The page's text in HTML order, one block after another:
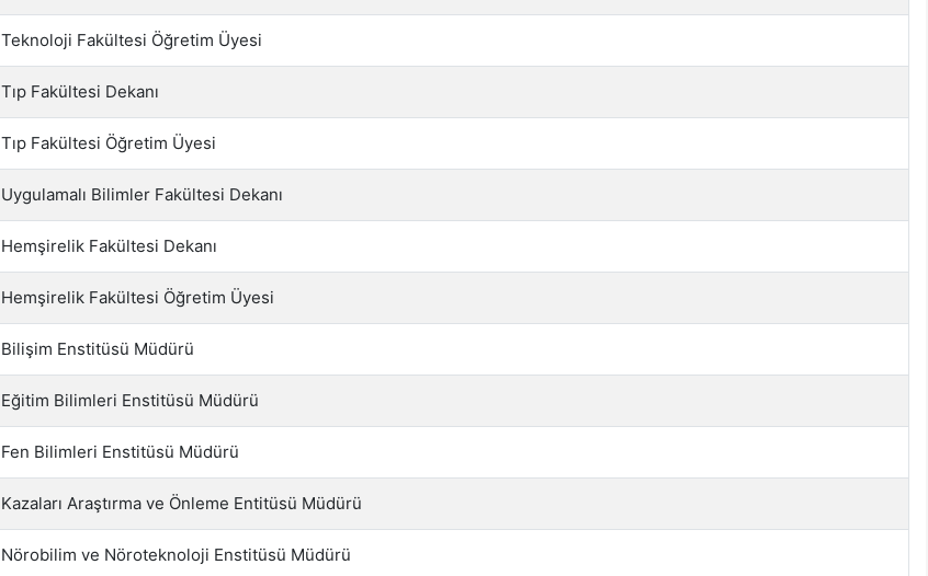
Teknoloji Fakültesi Öğretim Üyesi
Tıp Fakültesi Dekanı
Tıp Fakültesi Öğretim Üyesi
Uygulamalı Bilimler Fakültesi Dekanı
Hemşirelik Fakültesi Dekanı
Hemşirelik Fakültesi Öğretim Üyesi
Bilişim Enstitüsü Müdürü
Eğitim Bilimleri Enstitüsü Müdürü
Fen Bilimleri Enstitüsü Müdürü
Kazaları Araştırma ve Önleme Entitüsü Müdürü
Nörobilim ve Nöroteknoloji Enstitüsü Müdürü